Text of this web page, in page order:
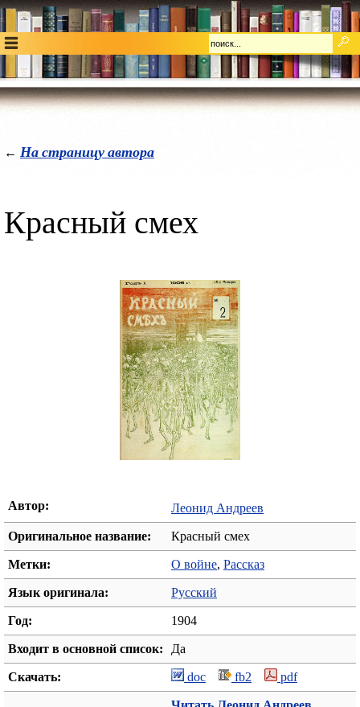
← На страницу автора
Красный смех
Автор: Леонид Андреев
Оригинальное название: Красный смех
Метки: О войне, Рассказ
Язык оригинала: Русский
Год: 1904
Входит в основной список: Да
Скачать: doc fb2 pdf